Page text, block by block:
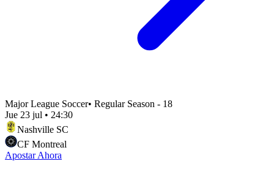
Major League Soccer• Regular Season - 18
Jue 23 jul • 24:30
Nashville SC
CF Montreal
Apostar Ahora